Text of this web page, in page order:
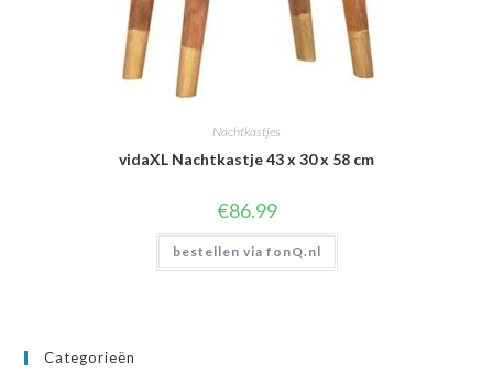
Nachtkastjes
vidaXL Nachtkastje 43 x 30 x 58 cm
€86.99
bestellen via fonQ.nl
Categorieën